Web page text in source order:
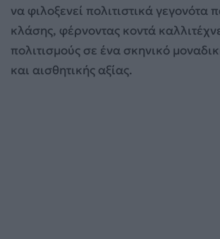
να φιλοξενεί πολιτιστικά γεγονότα
κλάσης, φέρνοντας κοντά
πολιτισμούς σε ένα σκηνικό
και αισθητικής αξίας.